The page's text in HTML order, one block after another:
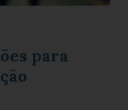
para